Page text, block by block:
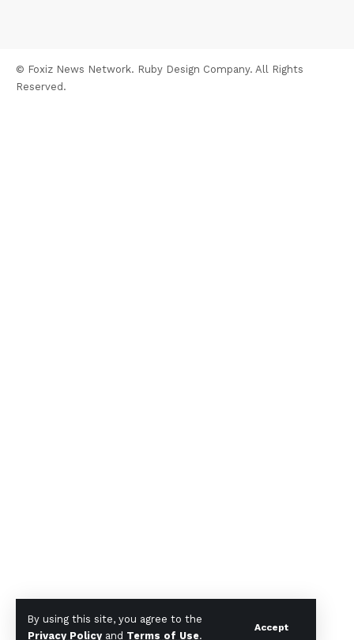
By using this site, you agree to the
Privacy Policy and Terms of Use.
Accept
© Foxiz News Network. Ruby Design Company. All Rights
Reserved.